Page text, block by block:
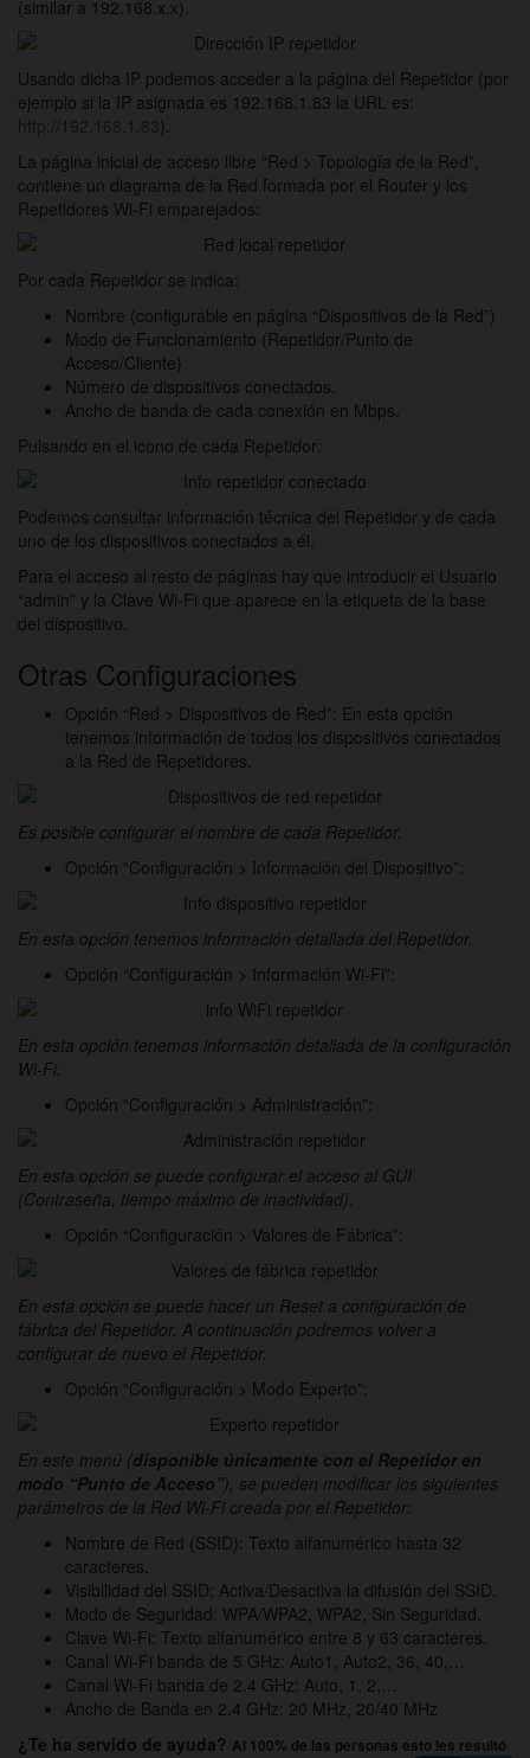
(similar a 192.168.x.x).
Usando dicha IP podemos acceder a la página del Repetidor (por
ejemplo si la IP asignada es 192.168.1.83 la URL es:
http://192.168.1.83).
La página inicial de acceso libre “Red > Topología de la Red”,
contiene un diagrama de la Red formada por el Router y los
Repetidores Wi-Fi emparejados:
Por cada Repetidor se indica:
Nombre (configurable en página “Dispositivos de la Red”)
Modo de Funcionamiento (Repetidor/Punto de
Acceso/Cliente)
Número de dispositivos conectados.
Ancho de banda de cada conexión en Mbps.
Pulsando en el icono de cada Repetidor:
Podemos consultar información técnica del Repetidor y de cada
uno de los dispositivos conectados a él.
Para el acceso al resto de páginas hay que introducir el Usuario
“admin” y la Clave Wi-Fi que aparece en la etiqueta de la base
del dispositivo.
Otras Configuraciones
Opción “Red > Dispositivos de Red”: En esta opción
tenemos información de todos los dispositivos conectados
a la Red de Repetidores.
Es posible configurar el nombre de cada Repetidor.
Opción “Configuración > Información del Dispositivo”:
En esta opción tenemos información detallada del Repetidor.
Opción “Configuración > Información Wi-Fi”:
En esta opción tenemos información detallada de la configuración
Wi-Fi.
Opción “Configuración > Administración”:
En esta opción se puede configurar el acceso al GUI
(Contraseña, tiempo máximo de inactividad).
Opción “Configuración > Valores de Fábrica”:
En esta opción se puede hacer un Reset a configuración de
fábrica del Repetidor. A continuación podremos volver a
configurar de nuevo el Repetidor.
Opción “Configuración > Modo Experto”:
En este menú (disponible únicamente con el Repetidor en
modo “Punto de Acceso”), se pueden modificar los siguientes
parámetros de la Red Wi-Fi creada por el Repetidor:
Nombre de Red (SSID): Texto alfanumérico hasta 32
caracteres.
Visibilidad del SSID: Activa/Desactiva la difusión del SSID.
Modo de Seguridad: WPA/WPA2, WPA2, Sin Seguridad.
Clave Wi-Fi: Texto alfanumérico entre 8 y 63 caracteres.
Canal Wi-Fi banda de 5 GHz: Auto1, Auto2, 36, 40,…
Canal Wi-Fi banda de 2.4 GHz: Auto, 1, 2,…
Ancho de Banda en 2.4 GHz: 20 MHz, 20/40 MHz
¿Te ha servido de ayuda? Al 100% de las personas esto les resultó